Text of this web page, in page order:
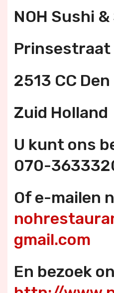
NOH Sushi &
Prinsestraat
2513 CC Den
Zuid Holland
U kunt ons
070-
Of e-mailen
gmail.com
En bezoek